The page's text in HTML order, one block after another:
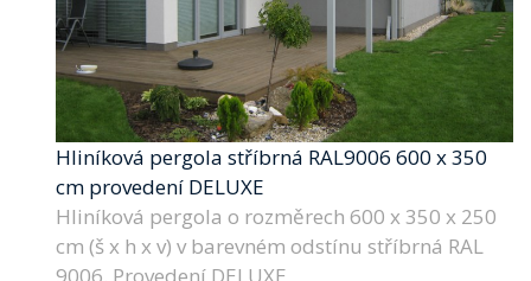
Hliníková pergola stříbrná RAL9006 600 x 350
cm provedení DELUXE
Hliníková pergola o rozměrech 600 x 350 x 250
cm (š x h x v) v barevném odstínu stříbrná RAL